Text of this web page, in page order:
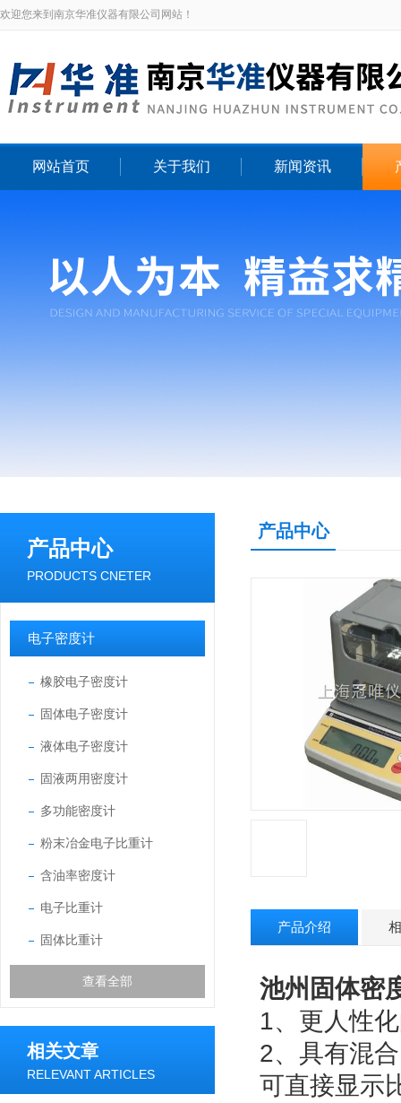
欢迎您来到南京华准仪器有限公司网站！
网站首页 关于我们 新闻资讯
产品中心
PRODUCTS CNETER
电子密度计
橡胶电子密度计
固体电子密度计
液体电子密度计
固液两用密度计
多功能密度计
粉末冶金电子比重计
含油率密度计
电子比重计
固体比重计
查看全部
相关文章
RELEVANT ARTICLES
产品中心
产品介绍
池州固体密
1、更人性
2、具有混
可直接显示